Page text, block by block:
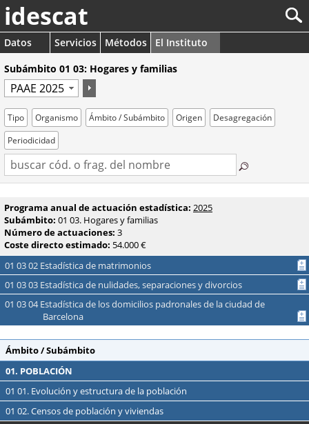
idescat
Datos Servicios Métodos
El Instituto
Subámbito 01 03: Hogares y familias
Tipo Organismo Ámbito / Subámbito Origen
Desagregación
Periodicidad
Programa anual de actuación estadística: 2025
Subámbito: 01 03. Hogares y familias
Número de actuaciones: 3
Coste directo estimado: 54.000 €
01 03 02 Estadística de matrimonios
01 03 03 Estadística de nulidades, separaciones y divorcios
01 03 04 Estadística de los domicilios padronales de la ciudad de
Barcelona
Ámbito / Subámbito
01. POBLACIÓN
01 01. Evolución y estructura de la población
01 02. Censos de población y viviendas